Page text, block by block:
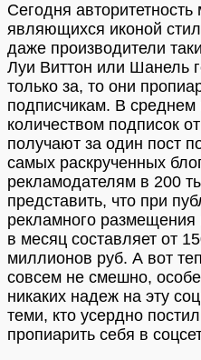
Сегодня
являющихся иконой
даже производители
Луи Виттон или Шанель
только за, то они
подписчикам. В
количеством подписок
получают за один пост
самых раскрученных
рекламодателям в 200
представить, что при
рекламного
в месяц составляет от
миллионов руб. А вот
совсем не смешно,
никаких надеж на эту
теми, кто усердно
пропиарить себя в